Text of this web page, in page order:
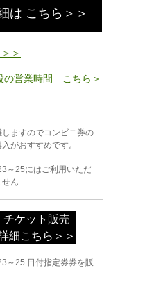
は こちら＞＞
＞
の営業時間 こちら＞
しますのでコンビニ券の
入がおすすめです。
～25にはご利用いただ
せん
チケット販売
細こちら＞＞
～25 日付指定券券を販